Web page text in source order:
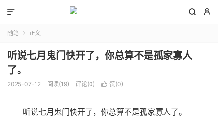
 

随笔  正文
听说七月鬼门快开了，你总算不是孤家寡人
了。
2025-07-12 阅读(19) 评论(0)  赞(0)
听说七月鬼门快开了，你总算不是孤家寡人了。